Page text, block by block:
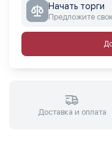
Начать торги
Предложите
Доставка и оплата